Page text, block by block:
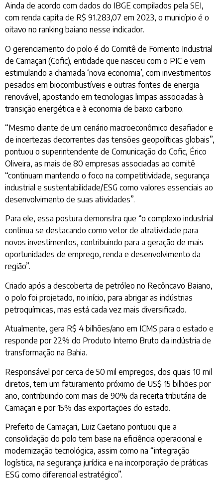
Ainda de acordo com dados do IBGE compilados pela SEI,
com renda capita de R$ 91.283,07 em 2023, o município é o
oitavo no ranking baiano nesse indicador.
O gerenciamento do polo é do Comitê de Fomento Industrial
de Camaçari (Cofic), entidade que nasceu com o PIC e vem
estimulando a chamada ‘nova economia’, com investimentos
pesados em biocombustíveis e outras fontes de energia
renovável, apostando em tecnologias limpas associadas à
transição energética e à economia de baixo carbono.
“Mesmo diante de um cenário macroeconômico desafiador e
de incertezas decorrentes das tensões geopolíticas globais”,
pontuou o superintendente de Comunicação do Cofic, Érico
Oliveira, as mais de 80 empresas associadas ao comitê
“continuam mantendo o foco na competitividade, segurança
industrial e sustentabilidade/ESG como valores essenciais ao
desenvolvimento de suas atividades”.
Para ele, essa postura demonstra que “o complexo industrial
continua se destacando como vetor de atratividade para
novos investimentos, contribuindo para a geração de mais
oportunidades de emprego, renda e desenvolvimento da
região”.
Criado após a descoberta de petróleo no Recôncavo Baiano,
o polo foi projetado, no início, para abrigar as indústrias
petroquímicas, mas está cada vez mais diversificado.
Atualmente, gera R$ 4 bilhões/ano em ICMS para o estado e
responde por 22% do Produto Interno Bruto da indústria de
transformação na Bahia.
Responsável por cerca de 50 mil empregos, dos quais 10 mil
diretos, tem um faturamento próximo de US$ 15 bilhões por
ano, contribuindo com mais de 90% da receita tributária de
Camaçari e por 15% das exportações do estado.
Prefeito de Camaçari, Luiz Caetano pontuou que a
consolidação do polo tem base na eficiência operacional e
modernização tecnológica, assim como na “integração
logística, na segurança jurídica e na incorporação de práticas
ESG como diferencial estratégico”.